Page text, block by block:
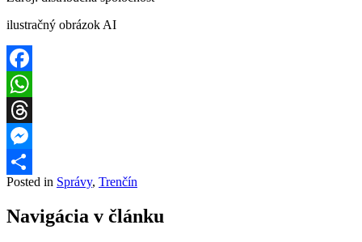
ilustračný obrázok AI
Facebook
WhatsApp
Threads
Messenger
Share
Posted in Správy, Trenčín
Navigácia v článku